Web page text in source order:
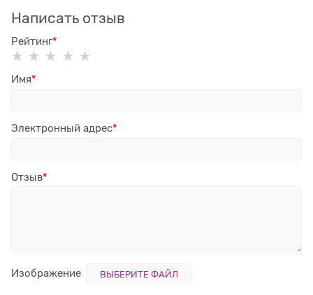
Написать отзыв
Рейтинг
Имя
Электронный адрес
Отзыв
Изображение ВЫБЕРИТЕ ФАЙЛ